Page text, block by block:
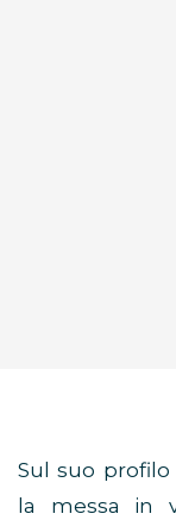
Sul suo profilo
la messa in